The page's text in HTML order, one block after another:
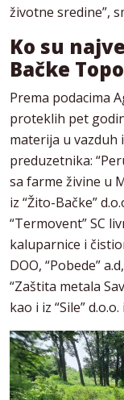
životne sredine”,
Ko su
Bačke
Prema podacima
proteklih pet
materija u vazduh
preduzetnika:
sa farme živine u
iz “Žito-Bačke”
“Termovent” SC
kaluparnice i
DOO, “Pobede”
“Zaštita metala
kao i iz “Sile”